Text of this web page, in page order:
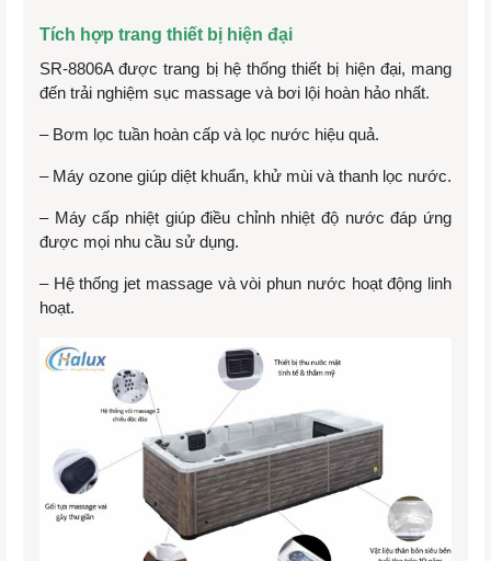
Tích hợp trang thiết bị hiện đại
SR-8806A được trang bị hệ thống thiết bị hiện đại, mang
đến trải nghiệm sục massage và bơi lội hoàn hảo nhất.
– Bơm lọc tuần hoàn cấp và lọc nước hiệu quả.
– Máy ozone giúp diệt khuẩn, khử mùi và thanh lọc nước.
– Máy cấp nhiệt giúp điều chỉnh nhiệt độ nước đáp ứng
được mọi nhu cầu sử dụng.
– Hệ thống jet massage và vòi phun nước hoạt động linh
hoạt.